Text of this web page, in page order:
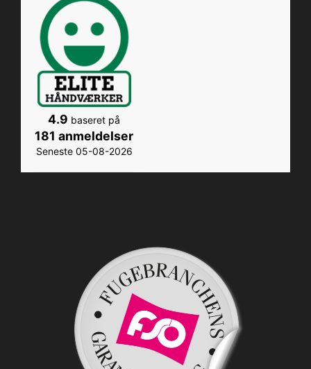
4.9 baseret på
181 anmeldelser
Seneste 05-08-2026